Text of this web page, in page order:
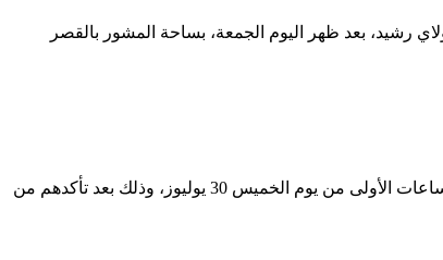
رشيد، بعد ظهر اليوم الجمعة، بساحة المشور بالقصر
شهدت مدينة سبتة المحتلة، الجمعة، عودة أكثر من 25 ألف مهاجر إلى المغرب، من أصل نحو 50 ألف شخص دخلوا المدينة بشكل غير نظامي منذ الساعات الأولى من يوم الخميس 30 يوليوز، وذلك بعد تأكدهم من